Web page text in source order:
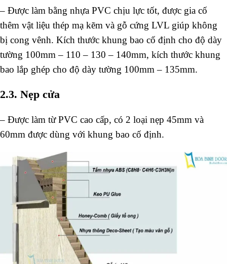
– Được làm bằng nhựa PVC chịu lực tốt, được gia cố
thêm vật liệu thép mạ kẽm và gỗ cứng LVL giúp không
bị cong vênh. Kích thước khung bao cố định cho độ dày
tường 100mm – 110 – 130 – 140mm, kích thước khung
bao lắp ghép cho độ dày tường 100mm – 135mm.
2.3. Nẹp cửa
– Được làm từ PVC cao cấp, có 2 loại nẹp 45mm và
60mm được dùng với khung bao cố định.